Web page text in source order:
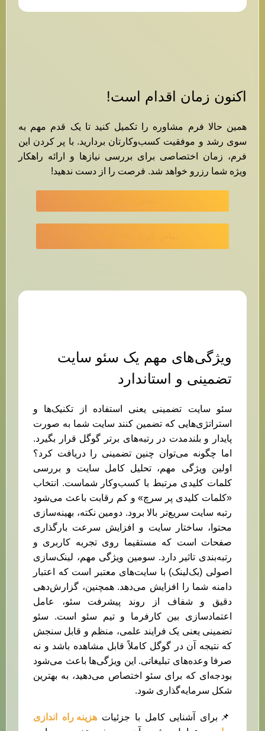
اکنون زمان اقدام است!
همین حالا فرم مشاوره را تکمیل کنید تا یک قدم مهم به
سوی رشد و موفقیت کسب‌وکارتان بردارید. با پر کردن این
فرم، زمان اختصاصی برای بررسی نیازها و ارائه راهکار
ویژه شما رزرو خواهد شد. فرصت را از دست ندهید!
ویژگی‌های مهم یک سئو سایت
تضمینی و استاندارد
سئو سایت تضمینی یعنی استفاده از تکنیک‌ها و
استراتژی‌هایی که تضمین کنند سایت شما به صورت
پایدار و بلندمدت در رتبه‌های برتر گوگل قرار بگیرد.
اما چگونه می‌توان چنین تضمینی را دریافت کرد؟
اولین ویژگی مهم، تحلیل کامل سایت و بررسی
کلمات کلیدی مرتبط با کسب‌وکار شماست. انتخاب
«کلمات کلیدی پر سرچ» و کم رقابت باعث می‌شود
رتبه سایت سریع‌تر بالا برود. دومین نکته، بهینه‌سازی
محتوا، ساختار سایت و افزایش سرعت بارگذاری
صفحات است که مستقیما روی تجربه کاربری و
رتبه‌بندی تاثیر دارد. سومین ویژگی مهم، لینک‌سازی
اصولی (بک‌لینک) با سایت‌های معتبر است که اعتبار
دامنه شما را افزایش می‌دهد. همچنین، گزارش‌دهی
دقیق و شفاف از روند پیشرفت سئو، عامل
اعتمادسازی بین کارفرما و تیم سئو است. سئو
تضمینی یعنی یک فرایند علمی، منظم و قابل سنجش
که نتیجه آن در گوگل کاملاً قابل مشاهده باشد و نه
صرفا وعده‌های تبلیغاتی. این ویژگی‌ها باعث می‌شود
بودجه‌ای که برای سئو اختصاص می‌دهید، به بهترین
شکل سرمایه‌گذاری شود.
📌برای آشنایی کامل با جزئیاتهزینه راه اندازی